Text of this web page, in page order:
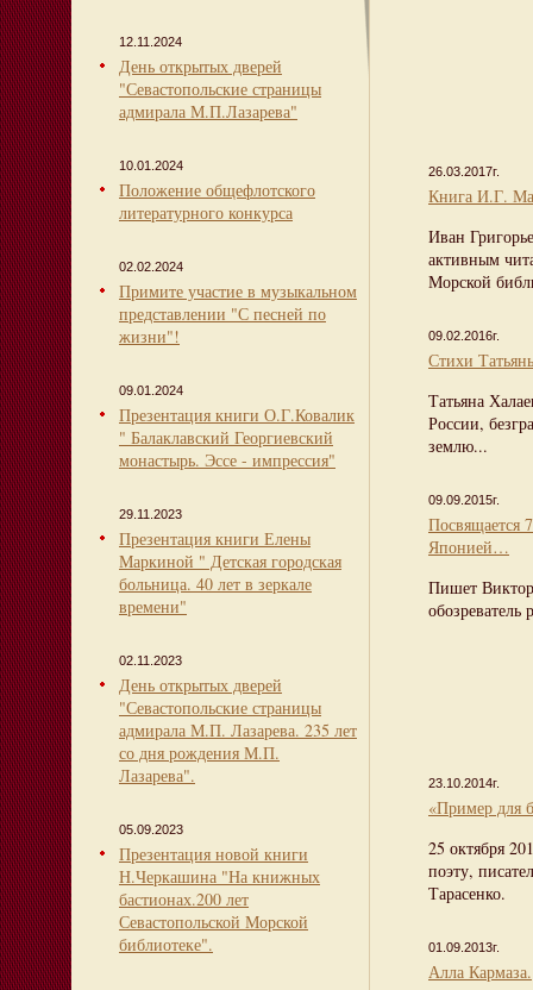
12.11.2024
День открытых дверей
"Севастопольские страницы
адмирала М.П.Лазарева"
10.01.2024
Положение общефлотского
литературного конкурса
02.02.2024
Примите участие в музыкальном
представлении "С песней по
жизни"!
09.01.2024
Презентация книги О.Г.Ковалик
" Балаклавский Георгиевский
монастырь. Эссе - импрессия"
29.11.2023
Презентация книги Елены
Маркиной " Детская городская
больница. 40 лет в зеркале
времени"
02.11.2023
День открытых дверей
"Севастопольские страницы
адмирала М.П. Лазарева. 235 лет
со дня рождения М.П.
Лазарева".
05.09.2023
Презентация новой книги
Н.Черкашина "На книжных
бастионах.200 лет
Севастопольской Морской
библиотеке".
26.03.2017г.
Книга И.Г.
Иван
активным
Морской
09.02.2016г.
Стихи
Татьяна
России,
землю...
09.09.2015г.
Посвящается
Японией…
Пишет
обозреватель
23.10.2014г.
«Пример для
25 октября
поэту,
Тарасенко.
01.09.2013г.
Алла Кармаза.